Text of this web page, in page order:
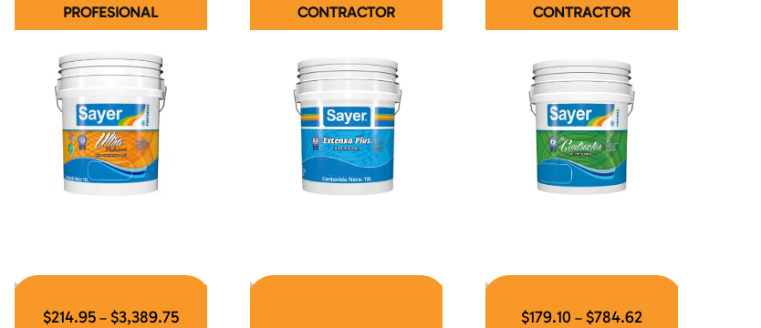
PROFESIONAL
$214.95– $3,389.75
CONTRACTOR
CONTRACTOR
$179.10 – $784.62